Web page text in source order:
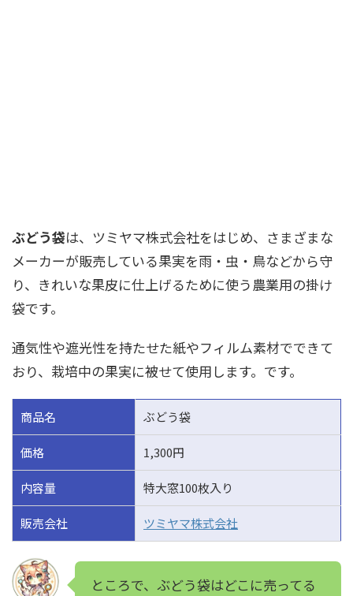
ぶどう袋は、ツミヤマ株式会社をはじめ、さまざまな
メーカーが販売している果実を雨・虫・鳥などから守
り、きれいな果皮に仕上げるために使う農業用の掛け
袋です。
通気性や遮光性を持たせた紙やフィルム素材でできて
おり、栽培中の果実に被せて使用します。です。
商品名 ぶどう袋
価格 1,300円
内容量 特大窓100枚入り
販売会社 ツミヤマ株式会社
ところで、ぶどう袋はどこに売ってる